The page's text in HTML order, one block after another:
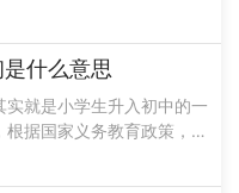
子关系，通过正面的引导让
......
什么意思
实就是小学生升入初中的一
根据国家义务教育政策，还